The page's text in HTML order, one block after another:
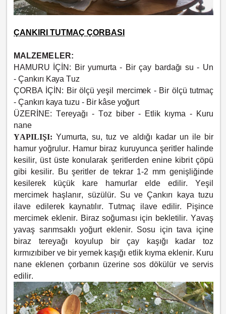
ÇANKIRI TUTMAÇ ÇORBASI
MALZEMELER:
HAMURU İÇİN: Bir yumurta - Bir çay bardağı su - Un
- Çankırı Kaya Tuz
ÇORBA İÇİN: Bir ölçü yeşil mercimek - Bir ölçü tutmaç
- Çankırı kaya tuzu - Bir kâse yoğurt
ÜZERİNE: Tereyağı - Toz biber - Etlik kıyma - Kuru
nane
YAPILIŞI:Yumurta, su, tuz ve aldığı kadar un ile bir
hamur yoğrulur. Hamur biraz kuruyunca şeritler halinde
kesilir, üst üste konularak şeritlerden enine kibrit çöpü
gibi kesilir. Bu şeritler de tekrar 1-2 mm genişliğinde
kesilerek küçük kare hamurlar elde edilir. Yeşil
mercimek haşlanır, süzülür. Su ve Çankırı kaya tuzu
ilave edilerek kaynatılır. Tutmaç ilave edilir. Pişince
mercimek eklenir. Biraz soğuması için bekletilir. Yavaş
yavaş sarımsaklı yoğurt eklenir. Sosu için tava içine
biraz tereyağı koyulup bir çay kaşığı kadar toz
kırmızıbiber ve bir yemek kaşığı etlik kıyma eklenir. Kuru
nane eklenen çorbanın üzerine sos dökülür ve servis
edilir.